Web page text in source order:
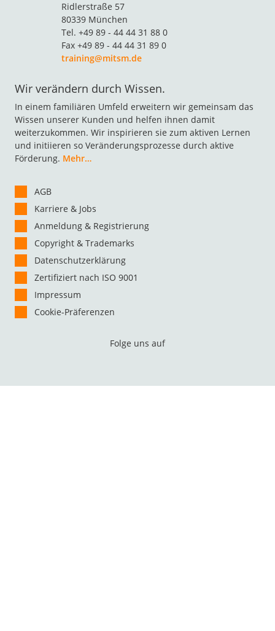
Ridlerstraße 57
80339 München
Tel. +49 89 - 44 44 31 88 0
Fax +49 89 - 44 44 31 89 0
training@mitsm.de
Wir verändern durch Wissen.
In einem familiären Umfeld erweitern wir gemeinsam das
Wissen unserer Kunden und helfen ihnen damit
weiterzukommen. Wir inspirieren sie zum aktiven Lernen
und initiieren so Veränderungsprozesse durch aktive
Förderung. Mehr…
AGB
Karriere & Jobs
Anmeldung & Registrierung
Copyright & Trademarks
Datenschutzerklärung
Zertifiziert nach ISO 9001
Impressum
Cookie-Präferenzen
Folge uns auf